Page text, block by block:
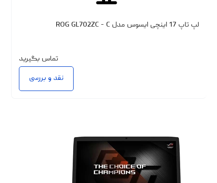
لپ تاپ 17 اینچی ایسوس مدل ROG GL702ZC - C
تماس بگیرید
نقد و بررسی